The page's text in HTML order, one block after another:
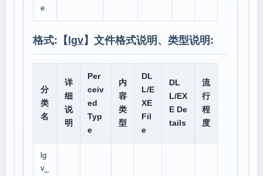
e
格式:【 lgv】文件格式说明、类型说明:
分
类
名
详
细
说
明
Per
ceiv
ed
Typ
e
内
容
类
型
DL
L/E
XE
Fil
e
DL
L/EX
E De
tails
流
行
程
度
lg
v_